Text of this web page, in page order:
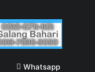
Whatsapp